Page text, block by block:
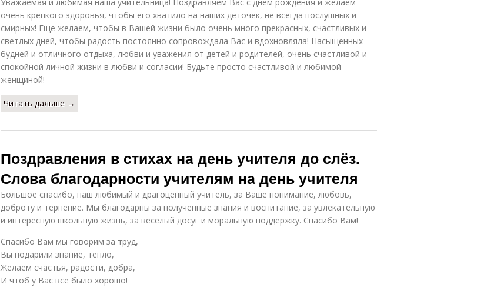
очень крепкого здоровья, чтобы его хватило на наших деточек, не всегда послушных и
смирных! Еще желаем, чтобы в Вашей жизни было очень много прекрасных, счастливых и
светлых дней, чтобы радость постоянно сопровождала Вас и вдохновляла! Насыщенных
будней и отличного отдыха, любви и уважения от детей и родителей, очень счастливой и
спокойной личной жизни в любви и согласии! Будьте просто счастливой и любимой
женщиной!
Читать дальше →
Поздравления в стихах на день учителя до слёз.
Слова благодарности учителям на день учителя
Большое спасибо, наш любимый и драгоценный учитель, за Ваше понимание, любовь,
доброту и терпение. Мы благодарны за полученные знания и воспитание, за увлекательную
и интересную школьную жизнь, за веселый досуг и моральную поддержку. Спасибо Вам!
Спасибо Вам мы говорим за труд,
Вы подарили знание, тепло,
Желаем счастья, радости, добра,
И чтоб у Вас все было хорошо!